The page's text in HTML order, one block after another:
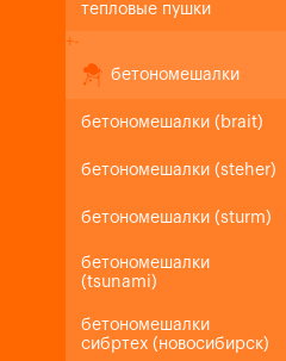
тепловые пушки
+-
бетономешалки
бетономешалки (brait)
бетономешалки (steher)
бетономешалки (sturm)
бетономешалки
(tsunami)
бетономешалки
сибртех (новосибирск)